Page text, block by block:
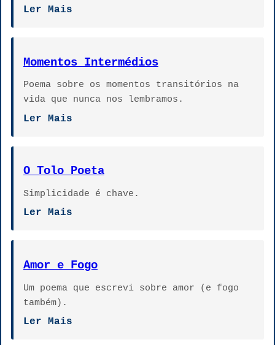
Ler Mais
Momentos Intermédios
Poema sobre os momentos transitórios na
vida que nunca nos lembramos.
Ler Mais
O Tolo Poeta
Simplicidade é chave.
Ler Mais
Amor e Fogo
Um poema que escrevi sobre amor (e fogo
também).
Ler Mais